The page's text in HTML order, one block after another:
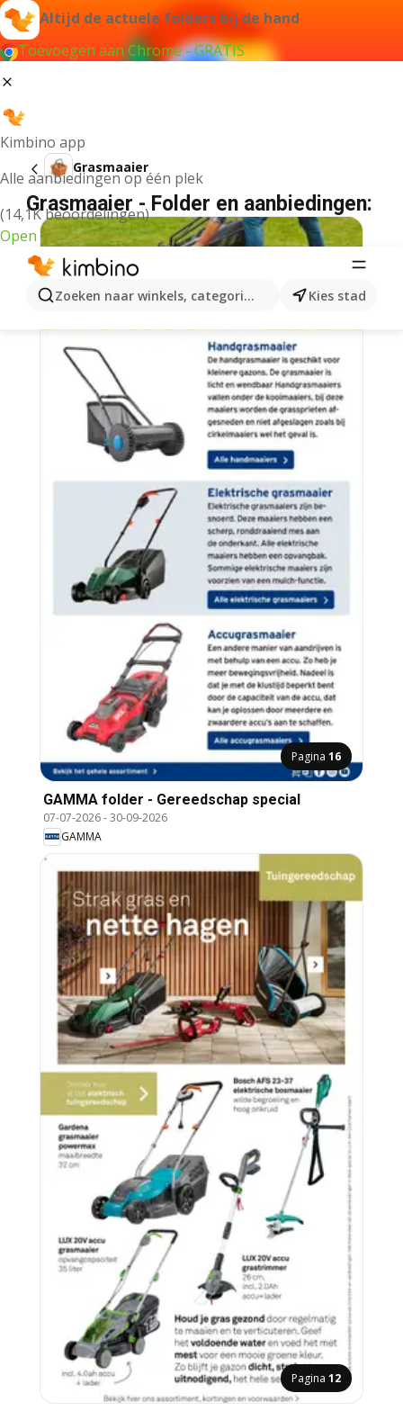
Altijd de actuele folders bij de hand
Toevoegen aan Chrome - GRATIS
Kimbino app
Alle aanbiedingen op één plek
(14,1K beoordelingen)
Open
Zoeken naar winkels, categorieën, producten...
Kies stad
Grasmaaier
Grasmaaier - Folder en aanbiedingen:
Pagina 16
GAMMA folder - Gereedschap special
07-07-2026-30-09-2026
GAMMA
Pagina 12